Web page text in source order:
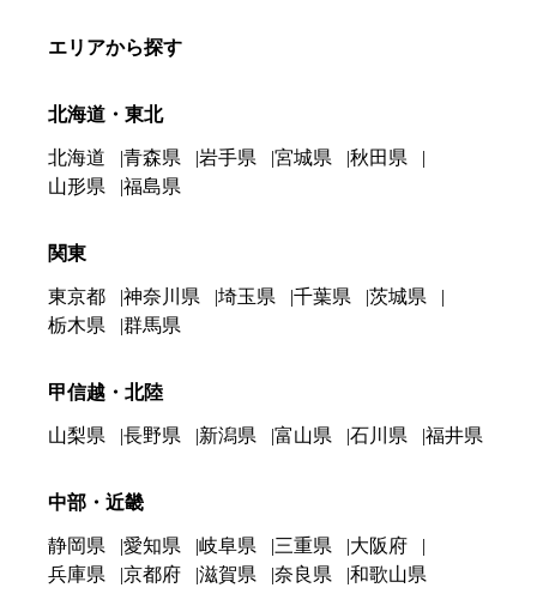
エリアから探す
北海道・東北
北海道 青森県 岩手県 宮城県
秋田県
山形県
福島県
関東
東京都 神奈川県 埼玉県 千葉県
茨城県
栃木県
群馬県
甲信越・北陸
山梨県 長野県 新潟県 富山県 石川県 福井県
中部・近畿
静岡県 愛知県 岐阜県 三重県
大阪府
兵庫県
京都府 滋賀県 奈良県 和歌山県